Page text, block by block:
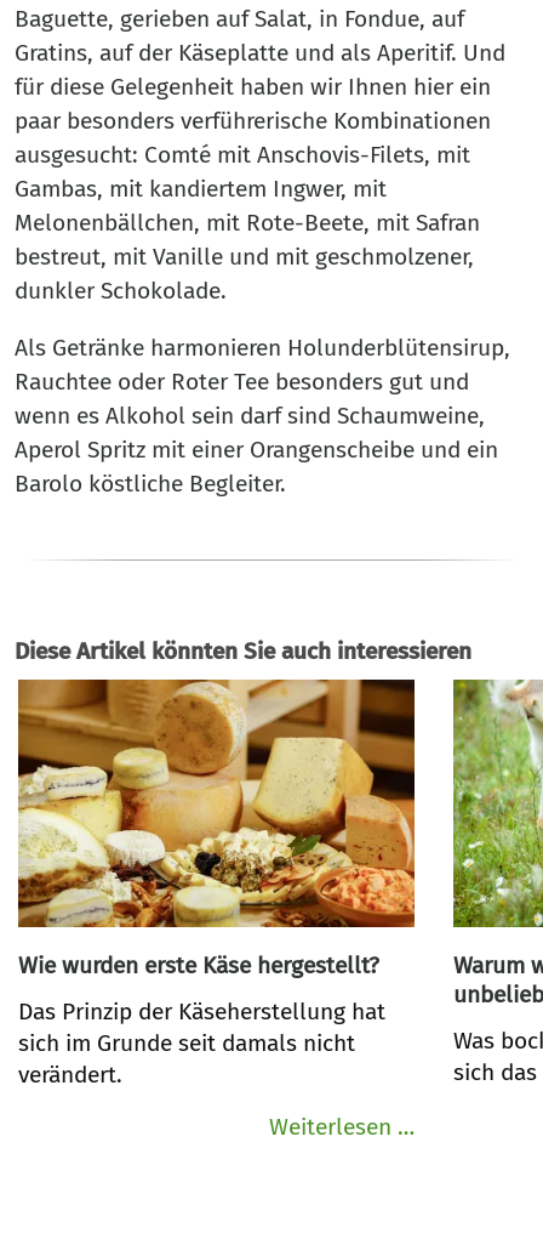
Baguette, gerieben auf Salat, in Fondue, auf
Gratins, auf der Käseplatte und als Aperitif. Und
für diese Gelegenheit haben wir Ihnen hier ein
paar besonders verführerische Kombinationen
ausgesucht: Comté mit Anschovis-Filets, mit
Gambas, mit kandiertem Ingwer, mit
Melonenbällchen, mit Rote-Beete, mit Safran
bestreut, mit Vanille und mit geschmolzener,
dunkler Schokolade.
Als Getränke harmonieren Holunderblütensirup,
Rauchtee oder Roter Tee besonders gut und
wenn es Alkohol sein darf sind Schaumweine,
Aperol Spritz mit einer Orangenscheibe und ein
Barolo köstliche Begleiter.
Diese Artikel könnten Sie auch interessieren
Wie wurden erste Käse hergestellt?
Das Prinzip der Käseherstellung hat
sich im Grunde seit damals nicht
verändert.
Weiterlesen …Wie
Warum
Was
sich